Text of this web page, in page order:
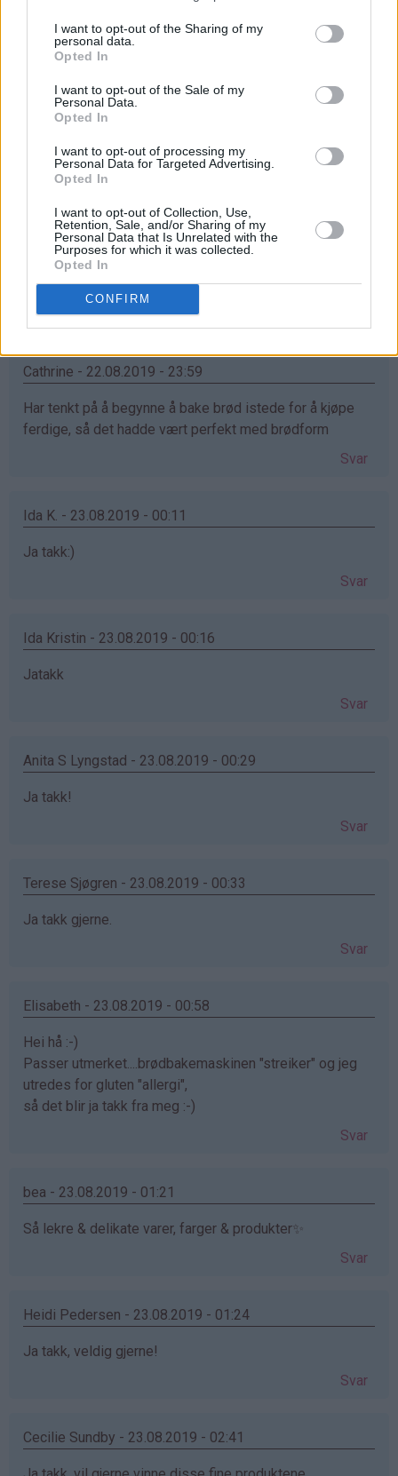
I want to opt-out of the Sharing of my
personal data.
Opted In
I want to opt-out of the Sale of my
Personal Data.
Opted In
I want to opt-out of processing my
Personal Data for Targeted Advertising.
Opted In
I want to opt-out of Collection, Use,
Retention, Sale, and/or Sharing of my
Personal Data that Is Unrelated with the
Purposes for which it was collected.
Opted In
CONFIRM
Velaug - 22.08.2019 - 23:44
Helene Eriksen - 22.08.2019 - 23:46
Ja takk, hadde vært kjekt å vinne bruker ofte oppskrifter
fra Det søte liv
Cathrine - 22.08.2019 - 23:59
Har tenkt på å begynne å bake brød istede for å kjøpe
ferdige, så det hadde vært perfekt med brødform
Svar
Ida K. - 23.08.2019 - 00:11
Ja takk:)
Svar
Ida Kristin - 23.08.2019 - 00:16
Jatakk
Svar
Anita S Lyngstad - 23.08.2019 - 00:29
Ja takk!
Svar
Terese Sjøgren - 23.08.2019 - 00:33
Ja takk gjerne.
Svar
Elisabeth - 23.08.2019 - 00:58
Hei hå :-)
Passer utmerket....brødbakemaskinen "streiker" og jeg
utredes for gluten "allergi",
så det blir ja takk fra meg :-)
Svar
bea - 23.08.2019 - 01:21
Så lekre & delikate varer, farger & produkter✨
Svar
Heidi Pedersen - 23.08.2019 - 01:24
Ja takk, veldig gjerne!
Svar
Cecilie Sundby - 23.08.2019 - 02:41